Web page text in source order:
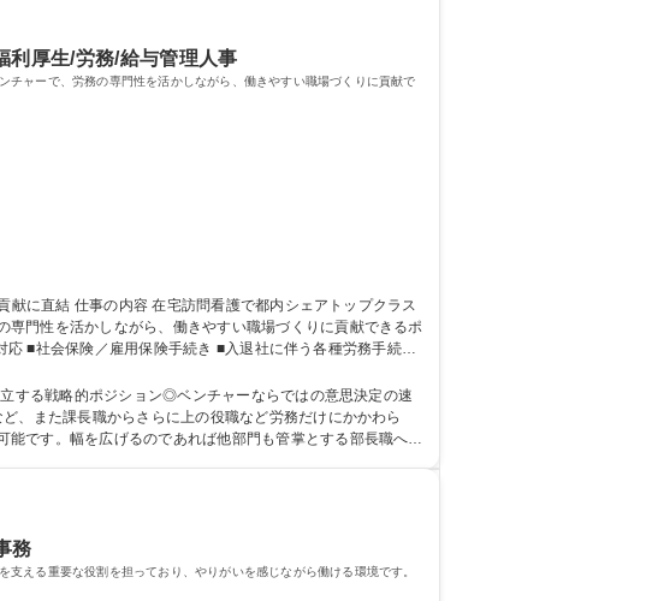
利厚生/労務/給与管理人事
ャーで、労務の専門性を活かしながら、働きやすい職場づくりに貢献で
門性を活かしながら、働きやすい職場づくりに貢献できるポ
する戦略的ポジション◎ベンチャーならではの意思決定の速
です。幅を広げるのであれば他部門も管掌とする部長職への
務
える重要な役割を担っており、やりがいを感じながら働ける環境です。